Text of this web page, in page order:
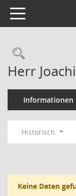
Toggle navigation
Herr
Informationen
Historisch
Keine Daten